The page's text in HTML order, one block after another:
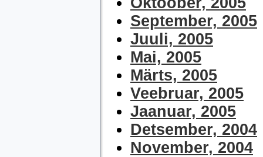
September, 2005
Juuli, 2005
Mai, 2005
Märts, 2005
Veebruar, 2005
Jaanuar, 2005
Detsember, 2004
November, 2004